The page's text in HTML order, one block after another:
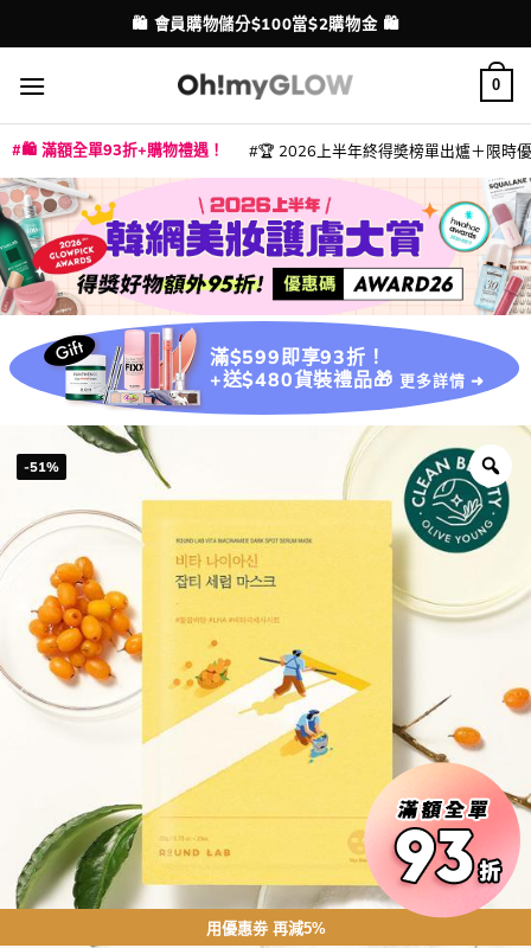
to
content
配送港澳
💳 支援消費券、FPS、八達通、PAYME、信用卡付款
0
🛍️ 滿額全單93折+購物禮遇！ 🏆 2026上半年終得奬榜單出爐＋限時
滿$599即享93折！
+送$480貨裝禮品🎁 更多詳情 ➜
-51%
用優惠劵 再減5%